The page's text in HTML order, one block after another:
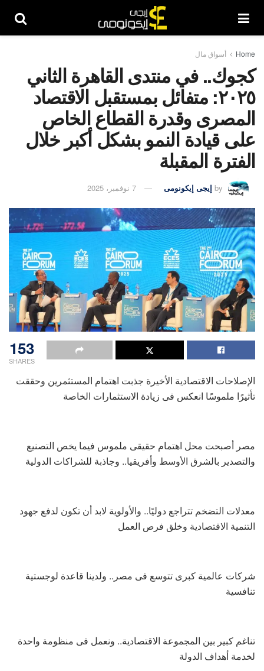
Home أسواق مال
كجوك.. في منتدى القاهرة الثاني
٢٠٢٥: متفائل بمستقبل الاقتصاد
المصرى وقدرة القطاع الخاص
على قيادة النمو بشكل أكبر خلال
الفترة المقبلة
by إيجى إيكونومى 7 نوفمبر، 2025
153
SHARES
الإصلاحات الاقتصادية الأخيرة جذبت اهتمام المستثمرين وحققت
تأثيرًا ملموسًا انعكس فى زيادة الاستثمارات الخاصة
مصر أصبحت محل اهتمام حقيقى ملموس فيما يخص التصنيع
والتصدير بالشرق الأوسط وأفريقيا.. وجاذبة للشراكات الدولية
معدلات التضخم تتراجع دوليًا.. والأولوية لابد أن تكون لدفع جهود
التنمية الاقتصادية وخلق فرص العمل
شركات عالمية كبرى تتوسع فى مصر.. ولدينا قاعدة لوجستية
تنافسية
تناغم كبير بين المجموعة الاقتصادية.. ونعمل فى منظومة واحدة
لخدمة أهداف الدولة